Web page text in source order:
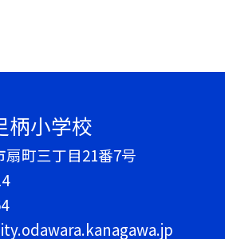
柄小学校
町三丁目21番7号